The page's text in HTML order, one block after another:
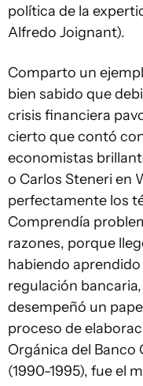
política de la
Alfredo Joignant).
Comparto un
bien sabido que
crisis financiera
cierto que contó
economistas
o Carlos Steneri en
perfectamente los
Comprendía
razones, porque
habiendo
regulación
desempeñó un
proceso de
Orgánica del
(1990-1995), fue el